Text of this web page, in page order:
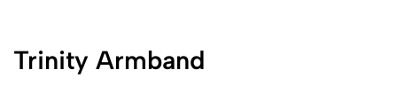
Trinity Armband